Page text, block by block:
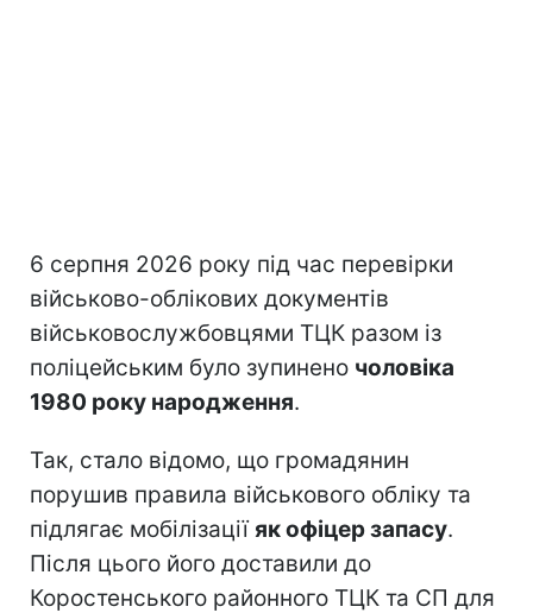
6 серпня 2026 року під час перевірки
військово-облікових документів
військовослужбовцями ТЦК разом із
поліцейським було зупинено чоловіка
1980 року народження.
Так, стало відомо, що громадянин
порушив правила військового обліку та
підлягає мобілізації як офіцер запасу.
Після цього його доставили до
Коростенського районного ТЦК та СП для